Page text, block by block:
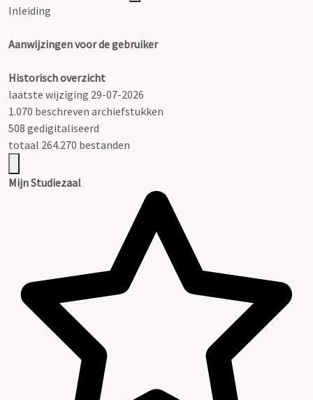
Inleiding
Aanwijzingen voor de gebruiker
Historisch overzicht
laatste wijziging 29-07-2026
1.070 beschreven archiefstukken
508 gedigitaliseerd
totaal 264.270 bestanden
Mijn Studiezaal